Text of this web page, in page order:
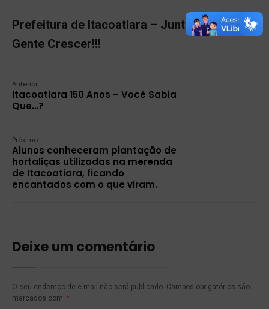
Prefeitura de Itacoatiara – Juntos, Pra
Gente Crescer!!!
Anterior:
Itacoatiara 150 Anos – Você Sabia
Que…?
Próximo:
Alunos conheceram plantação de
hortaliças utilizadas na merenda
de Itacoatiara, ficando
encantados com o que viram.
Deixe um comentário
O seu endereço de e-mail não será publicado. Campos obrigatórios são
marcados com *